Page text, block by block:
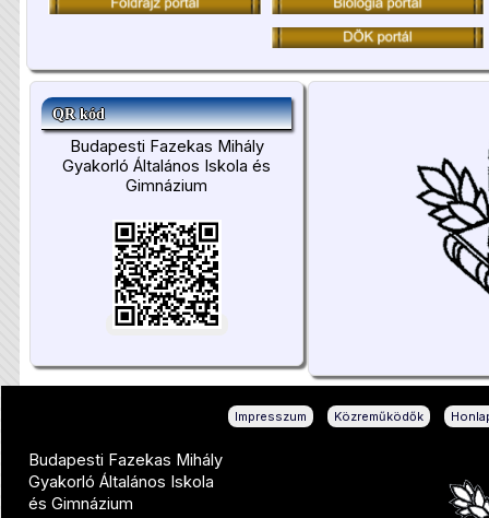
QR kód
Budapesti Fazekas Mihály
Gyakorló Általános Iskola és
Gimnázium
Impresszum Közreműködők
Budapesti Fazekas Mihály
Gyakorló Általános Iskola
és Gimnázium